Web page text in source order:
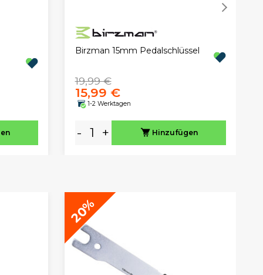
Birzman 15mm Pedalschlüssel
19,99 €
15,99 €
1-2 Werktagen
- + Hinzufügen
20%